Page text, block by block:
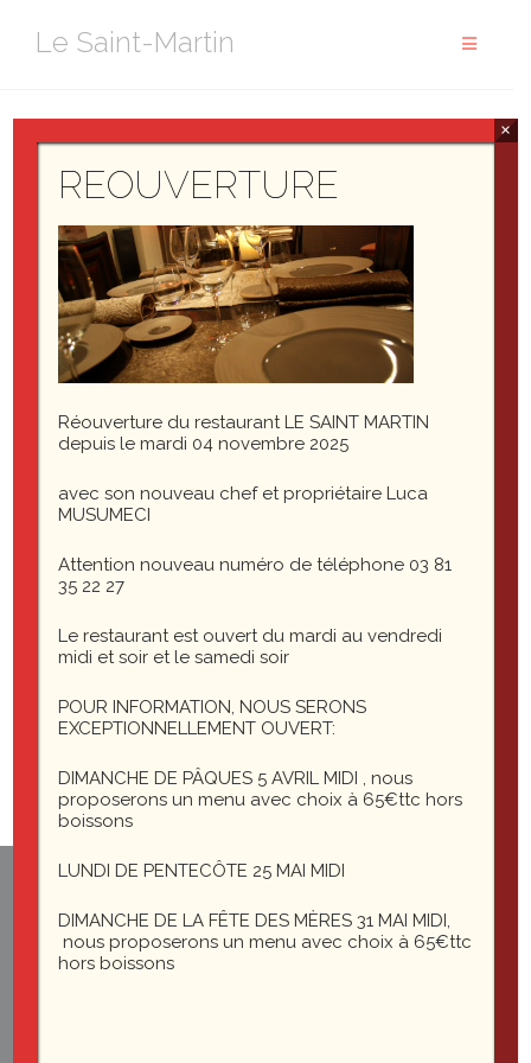
Le Saint-Martin
cropped-arriereplan1.jpg
cropped-arriereplan1.jpg
Laisser un commentaire
Vous devez
pour publier un commentaire.
25200 Montbéliard
REOUVERTURE
Réouverture du restaurant LE SAINT MARTIN
depuis le mardi 04 novembre 2025
avec son nouveau chef et propriétaire Luca
MUSUMECI
Attention nouveau numéro de téléphone 03 81
35 22 27
Le restaurant est ouvert du mardi au vendredi
midi et soir et le samedi soir
POUR INFORMATION, NOUS SERONS
EXCEPTIONNELLEMENT OUVERT:
DIMANCHE DE PÂQUES 5 AVRIL MIDI , nous
proposerons un menu avec choix à 65€ttc hors
boissons
LUNDI DE PENTECÔTE 25 MAI MIDI
DIMANCHE DE LA FÊTE DES MÈRES 31 MAI MIDI,
nous proposerons un menu avec choix à 65€ttc
hors boissons
×